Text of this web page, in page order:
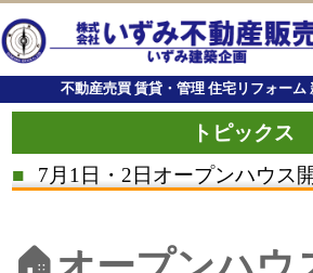
不動産売買 賃貸・管理 住宅リフォーム
トピックス
■
7月1日・2日オープンハウス